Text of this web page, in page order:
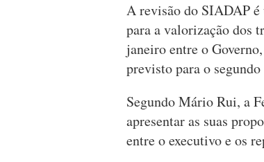
A revisão do SIADAP é
para a valorização dos
janeiro entre o
previsto para o
Segundo Mário Rui, a
apresentar as suas
entre o executivo e os